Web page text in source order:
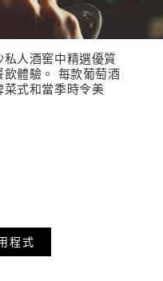
人酒窖中精選優質
體驗。 每款葡萄酒
菜式和當季時令美
程式